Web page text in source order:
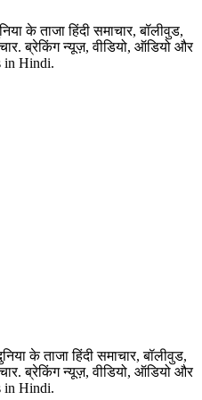
के ताजा हिंदी समाचार, बॉलीवुड,
ब्रेकिंग न्यूज़, वीडियो, ऑडियो और
in Hindi.
के ताजा हिंदी समाचार, बॉलीवुड,
ब्रेकिंग न्यूज़, वीडियो, ऑडियो और
in Hindi.